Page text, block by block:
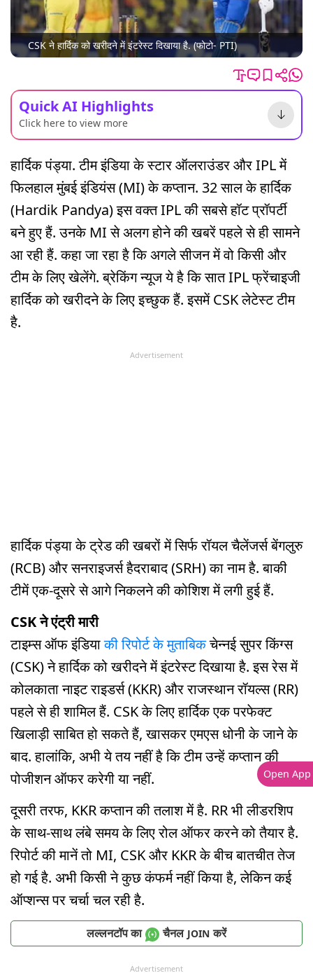
CSK ने हार्दिक को खरीदने में इंटरेस्ट दिखाया है. (फोटो- PTI)
Quick AI Highlights
Click here to view more
हार्दिक पंड्या. टीम इंडिया के स्टार ऑलराउंडर और IPL में
फिलहाल मुंबई इंडियंस (MI) के कप्तान. 32 साल के हार्दिक
(Hardik Pandya) इस वक्त IPL की सबसे हॉट प्रॉपर्टी
बने हुए हैं. उनके MI से अलग होने की खबरें पहले से ही सामने
आ रही हैं. कहा जा रहा है कि अगले सीजन में वो किसी और
टीम के लिए खेलेंगे. ब्रेकिंग न्यूज ये है कि सात IPL फ्रेंचाइजी
हार्दिक को खरीदने के लिए इच्छुक हैं. इसमें CSK लेटेस्ट टीम
है.
Advertisement
हार्दिक पंड्या के ट्रेड की खबरों में सिर्फ रॉयल चैलेंजर्स बेंगलुरु
(RCB) और सनराइजर्स हैदराबाद (SRH) का नाम है. बाकी
टीमें एक-दूसरे से आगे निकलने की कोशिश में लगी हुई हैं.
CSK ने एंट्री मारी
टाइम्स ऑफ इंडियाकी रिपोर्ट के मुताबिकचेन्नई सुपर किंग्स
(CSK) ने हार्दिक को खरीदने में इंटरेस्ट दिखाया है. इस रेस में
कोलकाता नाइट राइडर्स (KKR) और राजस्थान रॉयल्स (RR)
पहले से ही शामिल हैं. CSK के लिए हार्दिक एक परफेक्ट
खिलाड़ी साबित हो सकते हैं, खासकर एमएस धोनी के जाने के
बाद. हालांकि, अभी ये तय नहीं है कि टीम उन्हें कप्तान की
पोजीशन ऑफर करेगी या नहीं.
दूसरी तरफ, KKR कप्तान की तलाश में है. RR भी लीडरशिप
के साथ-साथ लंबे समय के लिए रोल ऑफर करने को तैयार है.
रिपोर्ट की मानें तो MI, CSK और KKR के बीच बातचीत तेज
हो गई है. अभी किसी ने कुछ कंफर्म नहीं किया है, लेकिन कई
ऑप्शन्स पर चर्चा चल रही है.
लल्लनटॉप का चैनल JOIN करें
Advertisement
Open App